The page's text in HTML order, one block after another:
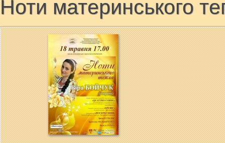
Ноти материнського